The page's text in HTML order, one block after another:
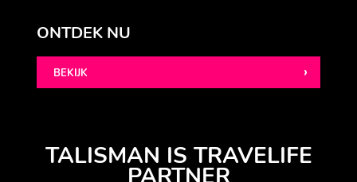
ONTDEK NU
BEKIJK
TALISMAN IS TRAVELIFE